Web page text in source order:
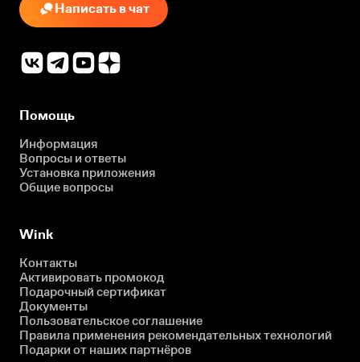
Написать в чат
Помощь
Информация
Вопросы и ответы
Установка приложения
Общие вопросы
Wink
Контакты
Активировать промокод
Подарочный сертификат
Документы
Пользовательское соглашение
Правила применения рекомендательных технологий
Подарки от наших партнёров